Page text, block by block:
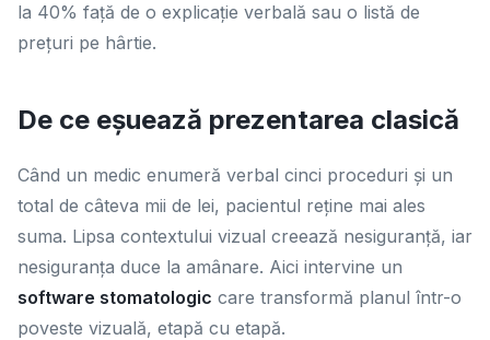
la 40% față de o explicație verbală sau o listă de
prețuri pe hârtie.
De ce eșuează prezentarea clasică
Când un medic enumeră verbal cinci proceduri și un
total de câteva mii de lei, pacientul reține mai ales
suma. Lipsa contextului vizual creează nesiguranță, iar
nesiguranța duce la amânare. Aici intervine un
software stomatologic care transformă planul într-o
poveste vizuală, etapă cu etapă.